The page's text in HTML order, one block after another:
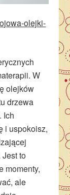
olejki-
W
olejków
drzewa
Ich
i uspokoisz,
to
momenty,
ale